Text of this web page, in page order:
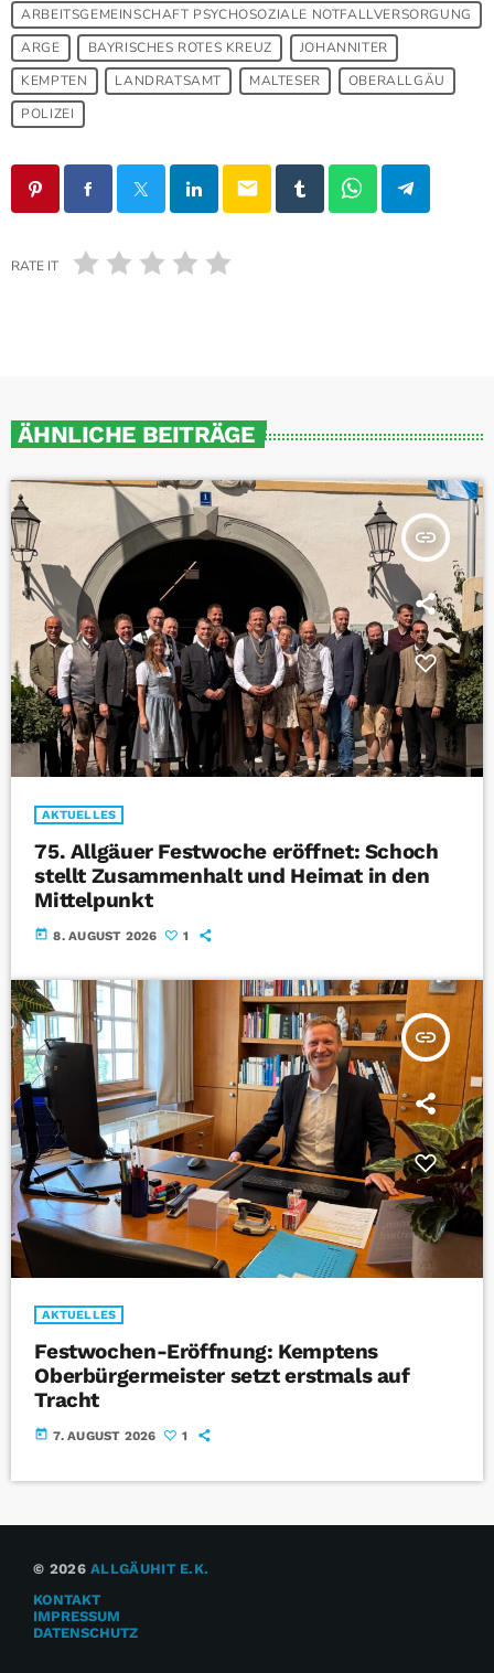
ARBEITSGEMEINSCHAFT PSYCHOSOZIALE NOTFALLVERSORGUNG
ARGE
BAYRISCHES ROTES KREUZ
JOHANNITER
KEMPTEN
LANDRATSAMT MALTESER
OBERALLGÄU
POLIZEI
email
RATE IT
ÄHNLICHE BEITRÄGE
insert_link
AKTUELLES
75. Allgäuer Festwoche eröffnet: Schoch
stellt Zusammenhalt und Heimat in den
Mittelpunkt
today 8. AUGUST 2026 1
insert_link
AKTUELLES
Festwochen-Eröffnung: Kemptens
Oberbürgermeister setzt erstmals auf
Tracht
today 7. AUGUST 2026 1
© 2026ALLGÄUHIT E.K.
KONTAKT
IMPRESSUM
DATENSCHUTZ